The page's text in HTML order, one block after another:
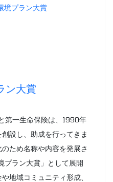
ン大賞
第一生命保険は、1990年
設し、助成を行ってきま
ため名称や内容を発展さ
プラン大賞」として展開
地域コミュニティ形成、